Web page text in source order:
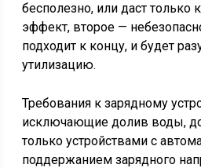
бесполезно, или даст
эффект, второе —
подходит к концу, и будет
утилизацию.
Требования к зарядному
исключающие долив воды,
только устройствами с
поддержанием зарядного